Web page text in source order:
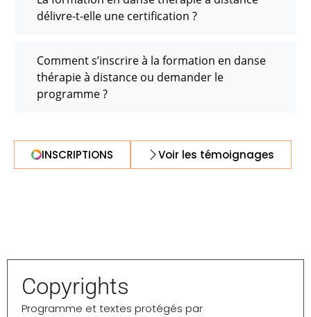
délivre-t-elle une certification ?
Comment s’inscrire à la formation en danse
thérapie à distance ou demander le
programme ?
INSCRIPTIONS Voir les témoignages
Copyrights
Programme et textes protégés par